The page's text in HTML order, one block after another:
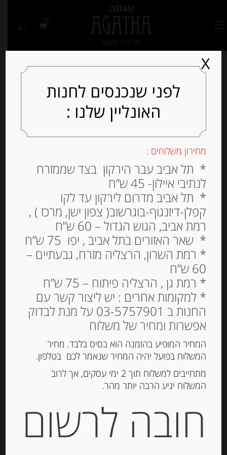
פילה בטן טונה לבנה 190
גרם בשמן זית
“Olasagasti”
₪119.00
מחיר ל 100 גרם: 62.64 ש"ח
הוספה לסל
8425147016394
לפני שנכנסים לחנות
האונליין שלנו :
מחירון משלוחים :
* תל אביב עבר הירקון בצד שממזרח
לנתיבי איילון- 45 ש”ח
* תל אביב מדרום לירקון עד לקו
קפלן-דיזנגוף-בוגרשוב( צפון ישן, מרכז ) ,
רמת אביב, הגוש הגדול – 60 ש”ח
* שאר האזורים בתל אביב , יפו 75 ש”ח
* רמת השרון, הרצליה מזרח, גבעתיים –
60 ש”ח
* רמת גן , הרצליה פיתוח – 75 ש”ח
* למקומות אחרים : יש ליצור קשר עם
החנות ב 03-5757901 על מנת לבדוק
אפשרות ומחיר של משלוח
המחיר המופיע בהזמנה הוא בסיס בלבד. מחיר
המשלוח בפועל יהיה המחיר שנאמר לכם בטלפון.
מתחייבים למשלוח תוך 2 ימי עסקים, אך לרוב
המשלוח יגיע הרבה יותר מהר.
חובה לרשום
X